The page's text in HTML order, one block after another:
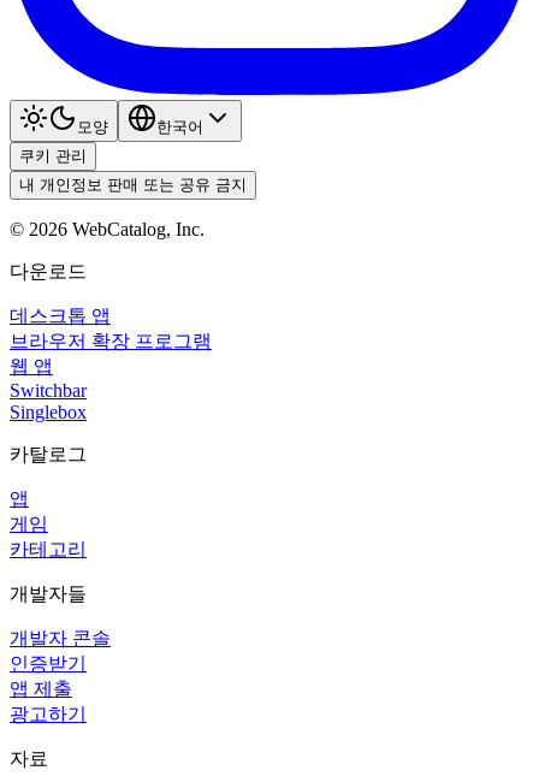
모양
한국어
쿠키 관리
내 개인정보 판매 또는 공유 금지
© 2026 WebCatalog, Inc.
다운로드
데스크톱 앱
브라우저 확장 프로그램
웹 앱
Switchbar
Singlebox
카탈로그
앱
게임
카테고리
개발자들
개발자 콘솔
인증받기
앱 제출
광고하기
자료